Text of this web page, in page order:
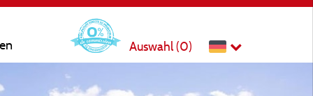
Auswahl (0)